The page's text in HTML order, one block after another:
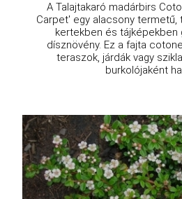
A Talajtakaró madárbirs
Carpet' egy alacsony termetű,
kertekben és tájképekben
dísznövény. Ez a fajta
teraszok, járdák vagy
burkolójaként